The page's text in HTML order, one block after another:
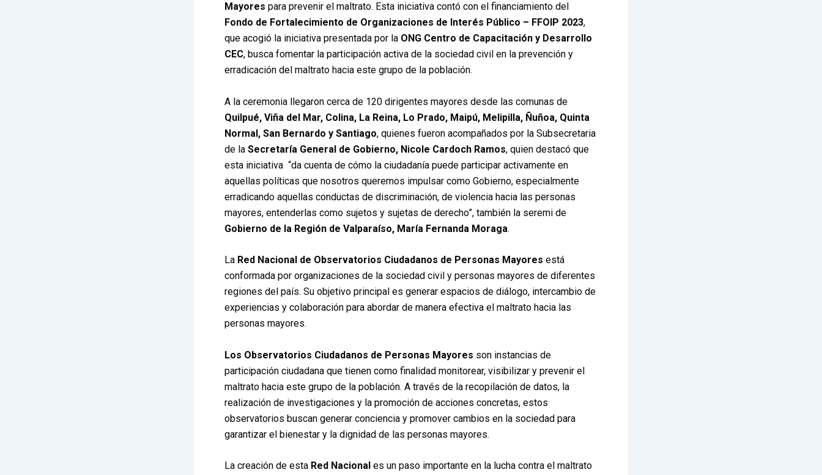
Mayores para prevenir el maltrato. Esta iniciativa contó con el financiamiento del
Fondo de Fortalecimiento de Organizaciones de Interés Público – FFOIP 2023,
que acogió la iniciativa presentada por la ONG Centro de Capacitación y Desarrollo
CEC, busca fomentar la participación activa de la sociedad civil en la prevención y
erradicación del maltrato hacia este grupo de la población.
A la ceremonia llegaron cerca de 120 dirigentes mayores desde las comunas de
Quilpué, Viña del Mar, Colina, La Reina, Lo Prado, Maipú, Melipilla, Ñuñoa, Quinta
Normal, San Bernardo y Santiago, quienes fueron acompañados por la Subsecretaria
de la Secretaría General de Gobierno, Nicole Cardoch Ramos, quien destacó que
esta iniciativa “da cuenta de cómo la ciudadanía puede participar activamente en
aquellas políticas que nosotros queremos impulsar como Gobierno, especialmente
erradicando aquellas conductas de discriminación, de violencia hacia las personas
mayores, entenderlas como sujetos y sujetas de derecho”, también la seremi de
Gobierno de la Región de Valparaíso, María Fernanda Moraga.
La Red Nacional de Observatorios Ciudadanos de Personas Mayores está
conformada por organizaciones de la sociedad civil y personas mayores de diferentes
regiones del país. Su objetivo principal es generar espacios de diálogo, intercambio de
experiencias y colaboración para abordar de manera efectiva el maltrato hacia las
personas mayores.
Los Observatorios Ciudadanos de Personas Mayores son instancias de
participación ciudadana que tienen como finalidad monitorear, visibilizar y prevenir el
maltrato hacia este grupo de la población. A través de la recopilación de datos, la
realización de investigaciones y la promoción de acciones concretas, estos
observatorios buscan generar conciencia y promover cambios en la sociedad para
garantizar el bienestar y la dignidad de las personas mayores.
La creación de esta Red Nacional es un paso importante en la lucha contra el maltrato